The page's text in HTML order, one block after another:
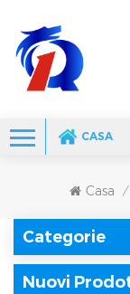
CASA
Casa /
Categorie
Nuovi